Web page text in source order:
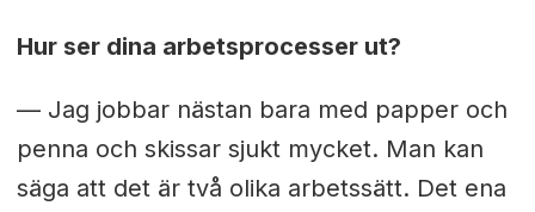
Hur ser dina arbetsprocesser ut?
— Jag jobbar nästan bara med papper och
penna och skissar sjukt mycket. Man kan
säga att det är två olika arbetssätt. Det ena